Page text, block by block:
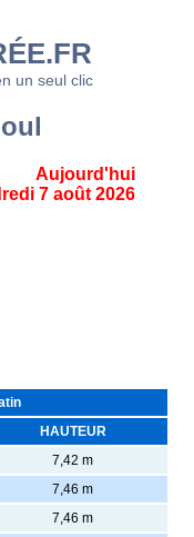
un seul clic
Aujourd'hui
7 août 2026
HAUTEUR
7,42 m
7,46 m
7,46 m